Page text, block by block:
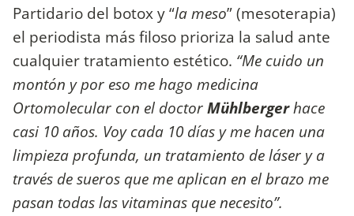
Partidario del botox y “la meso” (mesoterapia)
el periodista más filoso prioriza la salud ante
cualquier tratamiento estético. “Me cuido un
montón y por eso me hago medicina
Ortomolecular con el doctorMühlbergerhace
casi 10 años. Voy cada 10 días y me hacen una
limpieza profunda, un tratamiento de láser y a
través de sueros que me aplican en el brazo me
pasan todas las vitaminas que necesito”.